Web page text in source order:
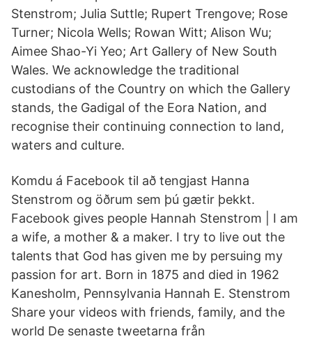
Stenstrom; Julia Suttle; Rupert Trengove; Rose
Turner; Nicola Wells; Rowan Witt; Alison Wu;
Aimee Shao-Yi Yeo; Art Gallery of New South
Wales. We acknowledge the traditional
custodians of the Country on which the Gallery
stands, the Gadigal of the Eora Nation, and
recognise their continuing connection to land,
waters and culture.
Komdu á Facebook til að tengjast Hanna
Stenstrom og öðrum sem þú gætir þekkt.
Facebook gives people Hannah Stenstrom | I am
a wife, a mother & a maker. I try to live out the
talents that God has given me by persuing my
passion for art. Born in 1875 and died in 1962
Kanesholm, Pennsylvania Hannah E. Stenstrom
Share your videos with friends, family, and the
world De senaste tweetarna från